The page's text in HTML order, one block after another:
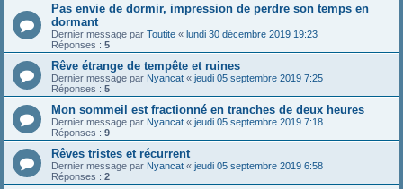
Pas envie de dormir, impression de perdre son temps en
dormant
Dernier message par Toutite « lundi 30 décembre 2019 19:23
Réponses : 5
Rêve étrange de tempête et ruines
Dernier message par Nyancat « jeudi 05 septembre 2019 7:25
Réponses : 5
Mon sommeil est fractionné en tranches de deux heures
Dernier message par Nyancat « jeudi 05 septembre 2019 7:18
Réponses : 9
Rêves tristes et récurrent
Dernier message par Nyancat « jeudi 05 septembre 2019 6:58
Réponses : 2